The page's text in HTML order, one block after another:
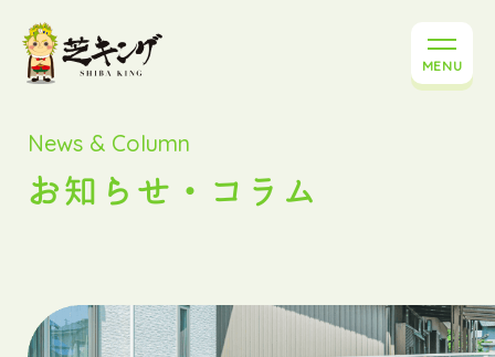
MENU
News & Column
お知らせ・コラム